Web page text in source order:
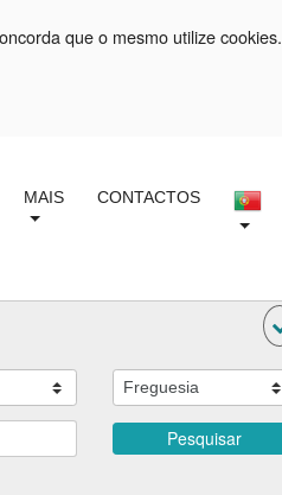
que o mesmo utilize cookies.
MAIS CONTACTOS
Pesquisar